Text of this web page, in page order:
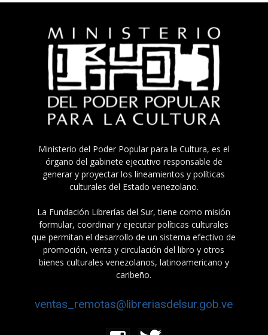
Ministerio del Poder Popular para la Cultura, es el
órgano del gabinete ejecutivo responsable de
generar y proyectar los lineamientos y políticas
culturales del Estado venezolano.
La Fundación Librerías del Sur, tiene como misión
formular, coordinar y ejecutar políticas culturales
que permitan el desarrollo de un sistema efectivo de
promoción, venta y circulación del libro y otros
bienes culturales venezolanos, latinoamericano y
caribeño.
ventas_remotas@libreriasdelsur.gob.ve